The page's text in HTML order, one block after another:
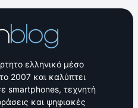
ελληνικό μέσο
2007 και καλύπτει
smartphones, τεχνητή
και ψηφιακές